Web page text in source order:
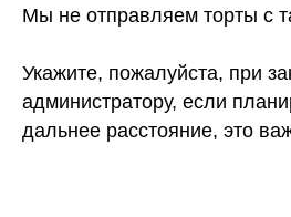
Мы не отправляем торты с
Укажите, пожалуйста, при
администратору, если
дальнее расстояние, это